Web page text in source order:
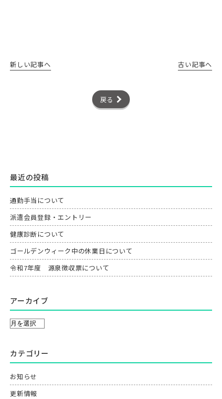
新しい記事へ 古い記事へ
戻る
最近の投稿
通勤手当について
派遣会員登録・エントリー
健康診断について
ゴールデンウィーク中の休業日について
令和7年度 源泉徴収票について
アーカイブ
カテゴリー
お知らせ
更新情報